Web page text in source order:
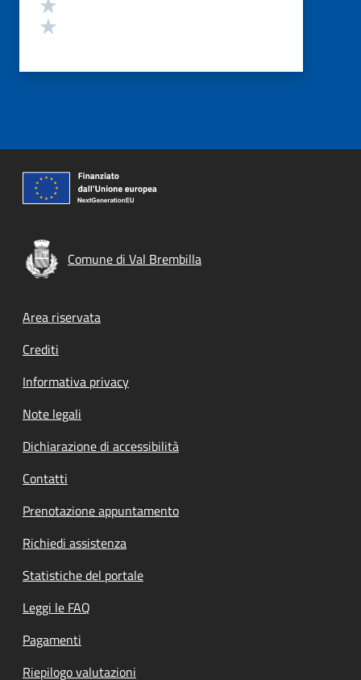
Comune di Val Brembilla
Footer menu
Area riservata
Crediti
Informativa privacy
Note legali
Dichiarazione di accessibilità
Contatti
Prenotazione appuntamento
Richiedi assistenza
Statistiche del portale
Leggi le FAQ
Pagamenti
Riepilogo valutazioni